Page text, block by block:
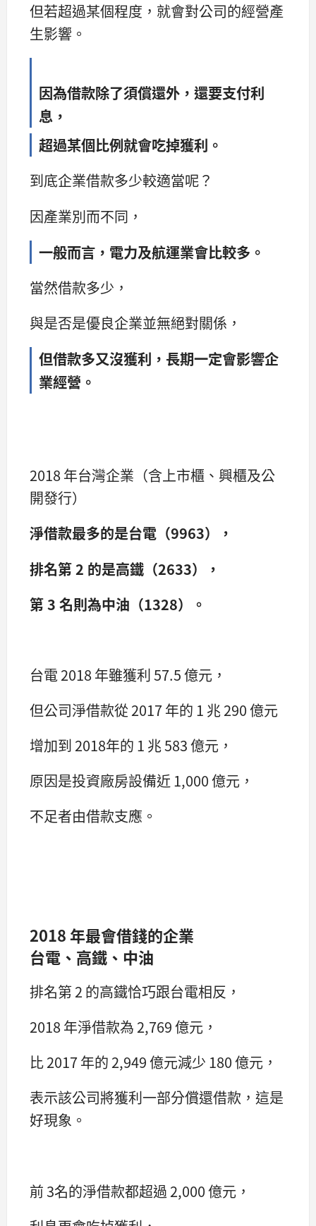
但若超過某個程度，就會對公司的經營產
生影響。
因為借款除了須償還外，還要支付利
息，
超過某個比例就會吃掉獲利。
到底企業借款多少較適當呢？
因產業別而不同，
一般而言，電力及航運業會比較多。
當然借款多少，
與是否是優良企業並無絕對關係，
但借款多又沒獲利，長期一定會影響企
業經營。
2018 年台灣企業（含上市櫃、興櫃及公
開發行）
淨借款最多的是台電（9963），
排名第 2 的是高鐵（2633），
第 3 名則為中油（1328）。
台電 2018 年雖獲利 57.5 億元，
但公司淨借款從 2017 年的 1 兆 290 億元
增加到 2018年的 1 兆 583 億元，
原因是投資廠房設備近 1,000 億元，
不足者由借款支應。
2018 年最會借錢的企業
台電、高鐵、中油
排名第 2 的高鐵恰巧跟台電相反，
2018 年淨借款為 2,769 億元，
比 2017 年的 2,949 億元減少 180 億元，
表示該公司將獲利一部分償還借款，這是
好現象。
前 3名的淨借款都超過 2,000 億元，